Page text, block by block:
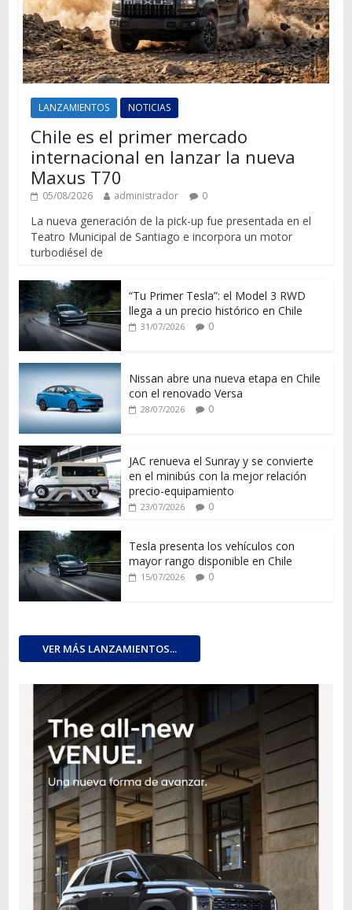
LANZAMIENTOS NOTICIAS
Chile es el primer mercado
internacional en lanzar la nueva
Maxus T70
05/08/2026 administrador 0
La nueva generación de la pick-up fue presentada en el
Teatro Municipal de Santiago e incorpora un motor
turbodiésel de
“Tu Primer Tesla”: el Model 3 RWD
llega a un precio histórico en Chile
31/07/2026 0
Nissan abre una nueva etapa en Chile
con el renovado Versa
28/07/2026 0
JAC renueva el Sunray y se convierte
en el minibús con la mejor relación
precio-equipamiento
23/07/2026 0
Tesla presenta los vehículos con
mayor rango disponible en Chile
15/07/2026 0
VER MÁS LANZAMIENTOS...